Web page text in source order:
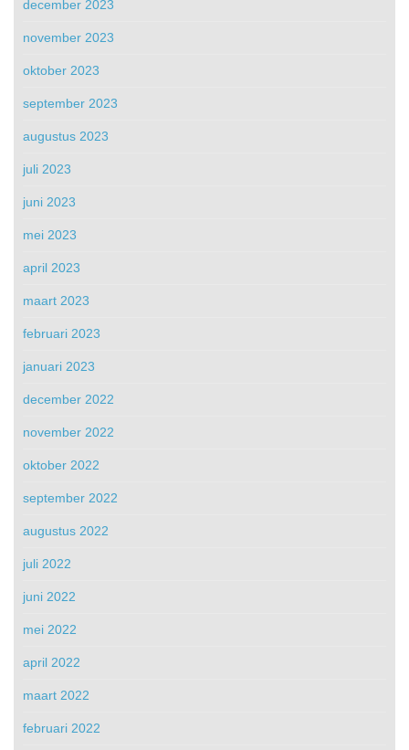
december 2023
november 2023
oktober 2023
september 2023
augustus 2023
juli 2023
juni 2023
mei 2023
april 2023
maart 2023
februari 2023
januari 2023
december 2022
november 2022
oktober 2022
september 2022
augustus 2022
juli 2022
juni 2022
mei 2022
april 2022
maart 2022
februari 2022